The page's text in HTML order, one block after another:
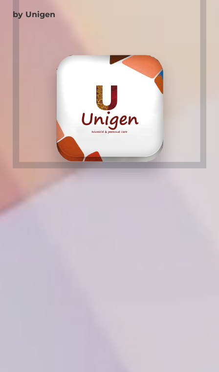
by Unigen